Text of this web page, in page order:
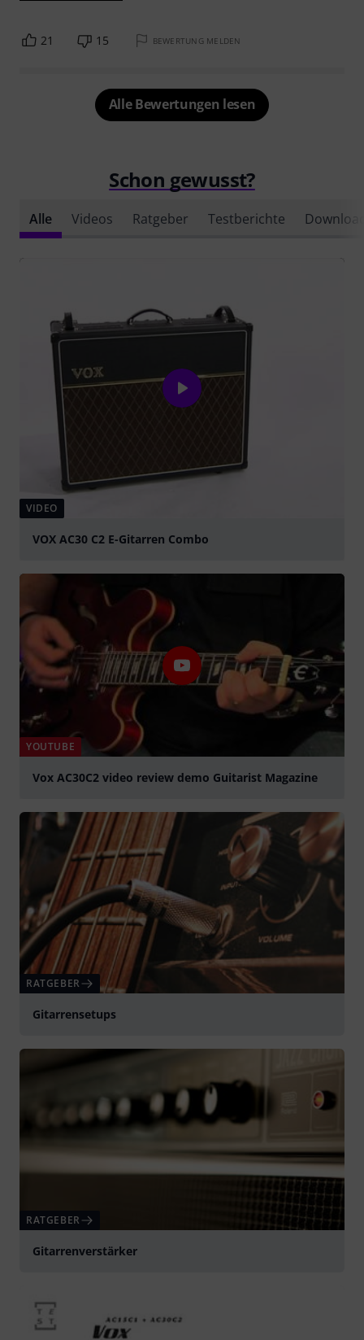
21 15 BEWERTUNG MELDEN
Alle Bewertungen lesen
Schon gewusst?
Alle Videos Ratgeber Testberichte
VIDEO
VOX AC30 C2 E-Gitarren Combo
YOUTUBE
Vox AC30C2 video review demo Guitarist Magazine
RATGEBER
Gitarrensetups
RATGEBER
Gitarrenverstärker